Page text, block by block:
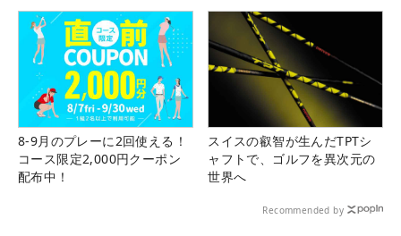
8-9月のプレーに2回使える！
コース限定2,000円クーポン
配布中！
スイスの叡智が生んだTPTシ
ャフトで、ゴルフを異次元の
世界へ
Recommended by